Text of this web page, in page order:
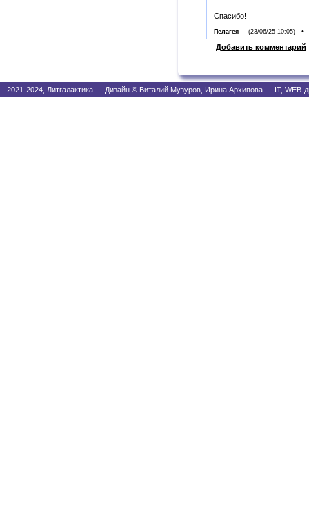
Спасибо!
Пелагея (23/06/25 10:05)
•
Добавить комментарий
2021-2024, Литгалактика Дизайн © Виталий Музуров, Ирина Архипова IT, WEB-